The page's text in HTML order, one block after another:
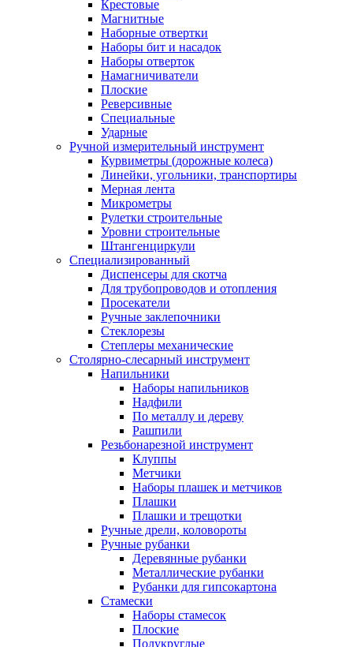
Крестовые
Магнитные
Наборные отвертки
Наборы бит и насадок
Наборы отверток
Намагничиватели
Плоские
Реверсивные
Специальные
Ударные
Ручной измерительный инструмент
Курвиметры (дорожные колеса)
Линейки, угольники, транспортиры
Мерная лента
Микрометры
Рулетки строительные
Уровни строительные
Штангенциркули
Специализированный
Диспенсеры для скотча
Для трубопроводов и отопления
Просекатели
Ручные заклепочники
Стеклорезы
Степлеры механические
Столярно-слесарный инструмент
Напильники
Наборы напильников
Надфили
По металлу и дереву
Рашпили
Резьбонарезной инструмент
Клуппы
Метчики
Наборы плашек и метчиков
Плашки
Плашки и трещотки
Ручные дрели, коловороты
Ручные рубанки
Деревянные рубанки
Металлические рубанки
Рубанки для гипсокартона
Стамески
Наборы стамесок
Плоские
Полукруглые